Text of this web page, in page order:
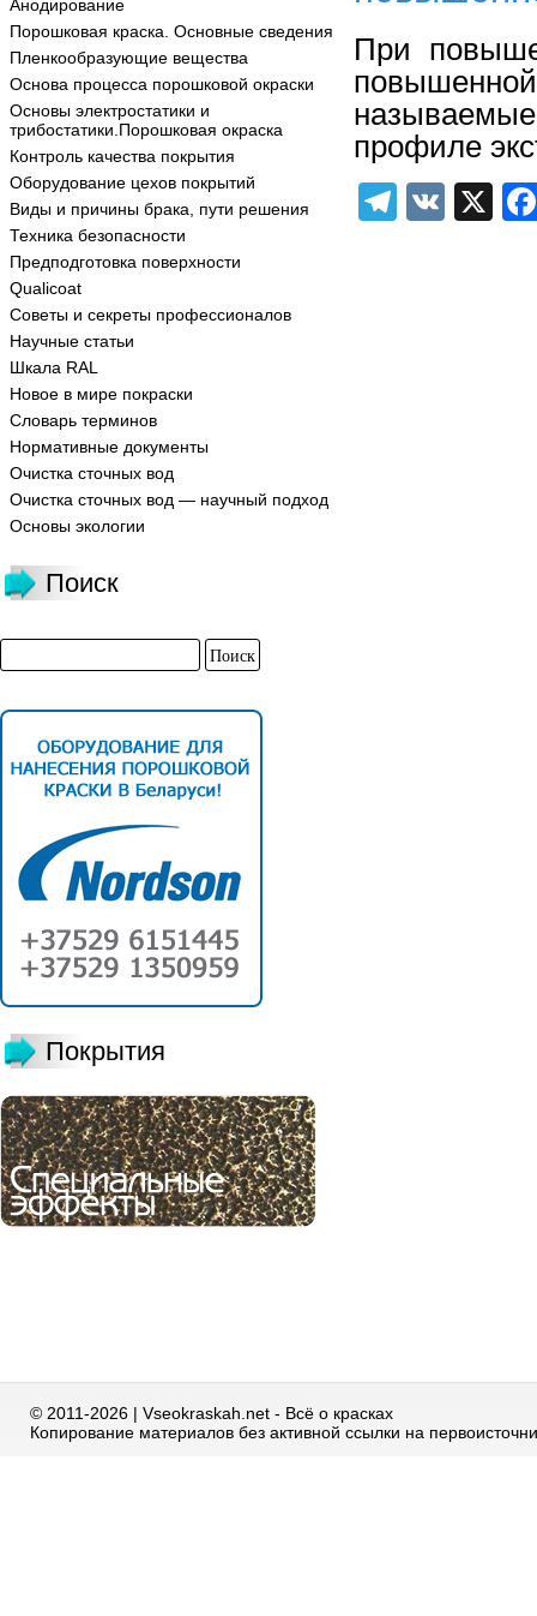
Анодирование
Порошковая краска. Основные сведения
Пленкообразующие вещества
Основа процесса порошковой окраски
Основы электростатики и
трибостатики.Порошковая окраска
Контроль качества покрытия
Оборудование цехов покрытий
Виды и причины брака, пути решения
Техника безопасности
Предподготовка поверхности
Qualicoat
Советы и секреты профессионалов
Научные статьи
Шкала RAL
Новое в мире покраски
Словарь терминов
Нормативные документы
Очистка сточных вод
Очистка сточных вод — научный подход
Основы экологии
Поиск
Покрытия
При
профиле
VK X
© 2011-2026 | Vseokraskah.net - Всё о красках
Копирование материалов без активной ссылки на